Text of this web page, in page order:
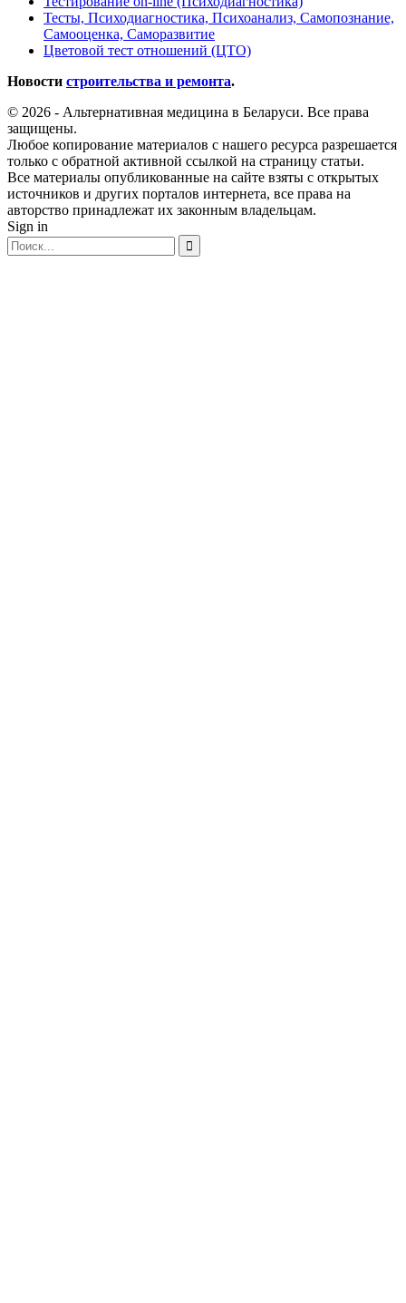
Тесты, Психодиагностика, Психоанализ, Самопознание,
Самооценка, Саморазвитие
Цветовой тест отношений (ЦТО)
Новости строительства и ремонта.
© 2026 - Альтернативная медицина в Беларуси. Все права
защищены.
Любое копирование материалов с нашего ресурса разрешается
только с обратной активной ссылкой на страницу статьи.
Все материалы опубликованные на сайте взяты с открытых
источников и других порталов интернета, все права на
авторство принадлежат их законным владельцам.
Sign in